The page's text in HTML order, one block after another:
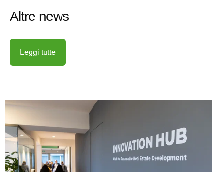
Altre news
Leggi tutte